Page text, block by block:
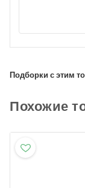
Подборки с этим
Похожие